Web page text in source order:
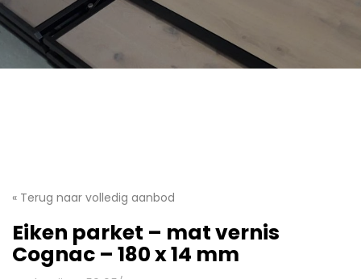
Deuren
Plafond- en wandpanelen
Contact
Video’s en fotogalerij
Brochures
« Terug naar volledig aanbod
Eiken parket – mat vernis
Cognac – 180 x 14 mm